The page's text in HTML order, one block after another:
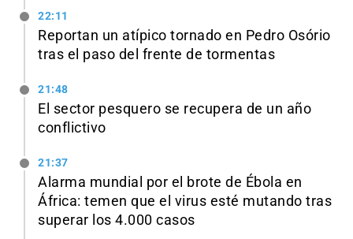
22:11
Reportan un atípico tornado en Pedro Osório
tras el paso del frente de tormentas
21:48
El sector pesquero se recupera de un año
conflictivo
21:37
Alarma mundial por el brote de Ébola en
África: temen que el virus esté mutando tras
superar los 4.000 casos